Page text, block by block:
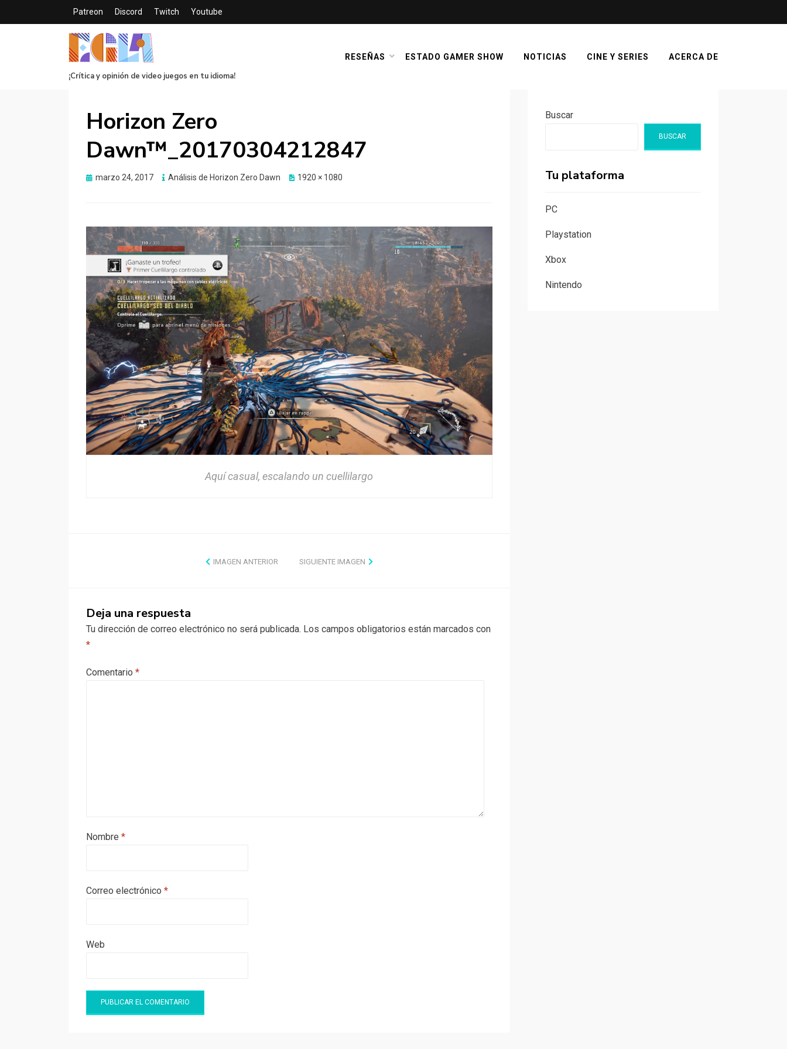
Patreon Discord Twitch Youtube
¡Crítica y opinión de video juegos en tu idioma!
RESEÑAS ESTADO GAMER SHOW NOTICIAS CINE Y SERIES ACERCA DE
Horizon Zero
Dawn™_20170304212847
Publicado
marzo 24, 2017 Análisis de Horizon Zero Dawn 1920 × 1080
Aquí casual, escalando un cuellilargo
IMAGEN ANTERIOR SIGUIENTE IMAGEN
Deja una respuesta
Tu dirección de correo electrónico no será publicada. Los campos obligatorios están marcados con
*
Comentario *
Nombre *
Correo electrónico *
Web
Buscar
BUSCAR
Tu plataforma
PC
Playstation
Xbox
Nintendo